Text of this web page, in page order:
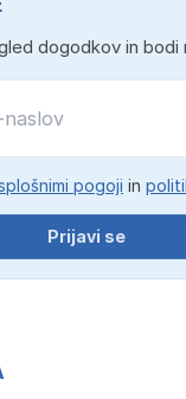
dogodkov in
pogoji in
Prijavi se